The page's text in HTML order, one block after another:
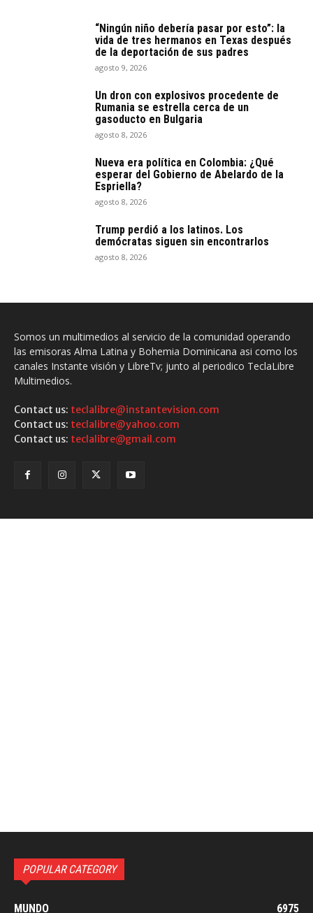
“Ningún niño debería pasar por esto”: la
vida de tres hermanos en Texas después
de la deportación de sus padres
agosto 9, 2026
Un dron con explosivos procedente de
Rumania se estrella cerca de un
gasoducto en Bulgaria
agosto 8, 2026
Nueva era política en Colombia: ¿Qué
esperar del Gobierno de Abelardo de la
Espriella?
agosto 8, 2026
Trump perdió a los latinos. Los
demócratas siguen sin encontrarlos
agosto 8, 2026
Somos un multimedios al servicio de la comunidad operando
las emisoras Alma Latina y Bohemia Dominicana asi como los
canales Instante visión y LibreTv; junto al periodico TeclaLibre
Multimedios.
Contact us: teclalibre@instantevision.com
Contact us: teclalibre@yahoo.com
Contact us: teclalibre@gmail.com
POPULAR CATEGORY
MUNDO 6975